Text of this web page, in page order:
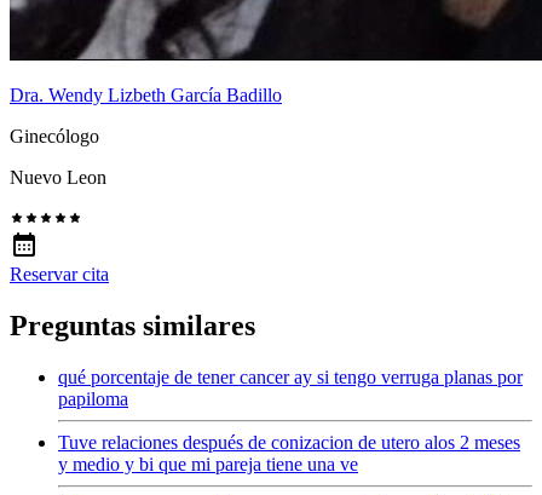
Dra. Wendy Lizbeth García Badillo
Ginecólogo
Nuevo Leon
Reservar cita
Preguntas similares
qué porcentaje de tener cancer ay si tengo verruga planas por
papiloma
Tuve relaciones después de conizacion de utero alos 2 meses
y medio y bi que mi pareja tiene una ve